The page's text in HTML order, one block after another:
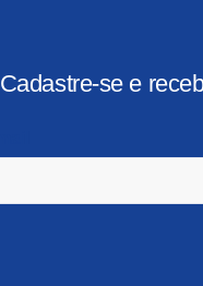
Cadastre-se e